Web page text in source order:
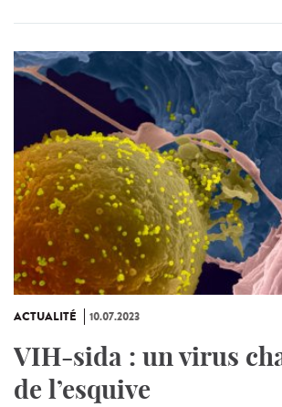
ACTUALITÉ 10.07.2023
VIH-sida : un virus
de l’esquive